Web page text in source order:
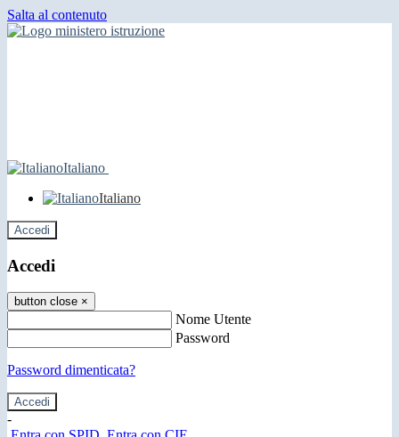
Salta al contenuto
Italiano
Italiano
Accedi
Accedi
button close ×
Nome Utente
Password
Password dimenticata?
-